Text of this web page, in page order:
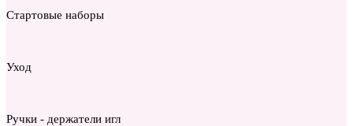
Стартовые наборы
Уход
Ручки - держатели игл